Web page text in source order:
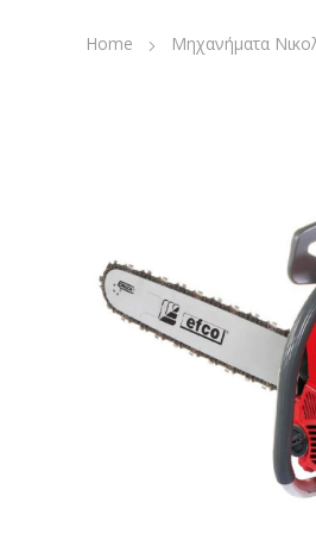
Home Μηχανήματα